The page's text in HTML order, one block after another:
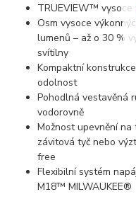
TRUEVIEW™
Osm vysoce
lumenů – až o 30 %
svítilny
Kompaktní
odolnost
Pohodlná vestavěná
vodorovně
Možnost upevnění na
závitová tyč nebo
free
Flexibilní systém
M18™ MILWAUKEE®